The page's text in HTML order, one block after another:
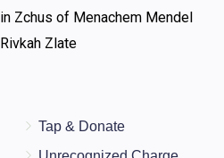
Zchus of Menachem Mendel
Zlate
Tap & Donate